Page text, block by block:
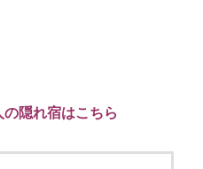
隠れ宿はこちら